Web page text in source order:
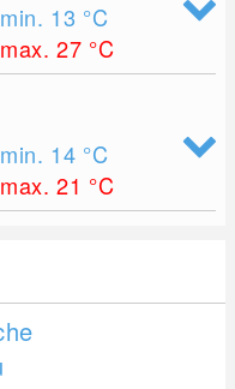
min. 13 °C
max. 27 °C
min. 14 °C
max. 21 °C